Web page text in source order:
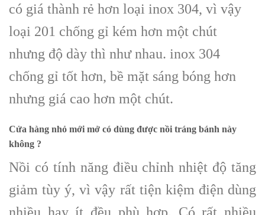
có giá thành rẻ hơn loại inox 304, vì vậy
loại 201 chống gỉ kém hơn một chút
nhưng độ dày thì như nhau. inox 304
chống gỉ tốt hơn, bề mặt sáng bóng hơn
nhưng giá cao hơn một chút.
Cửa hàng nhỏ mới mở có dùng được nồi tráng bánh này
không ?
Nồi có tính năng điều chỉnh nhiệt độ tăng
giảm tùy ý, vì vậy rất tiện kiệm điện dùng